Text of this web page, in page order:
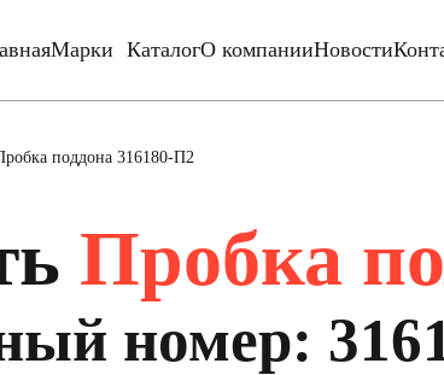
Марки КаталогО компанииНовости
поддона 316180-П2
Пробка
номер: